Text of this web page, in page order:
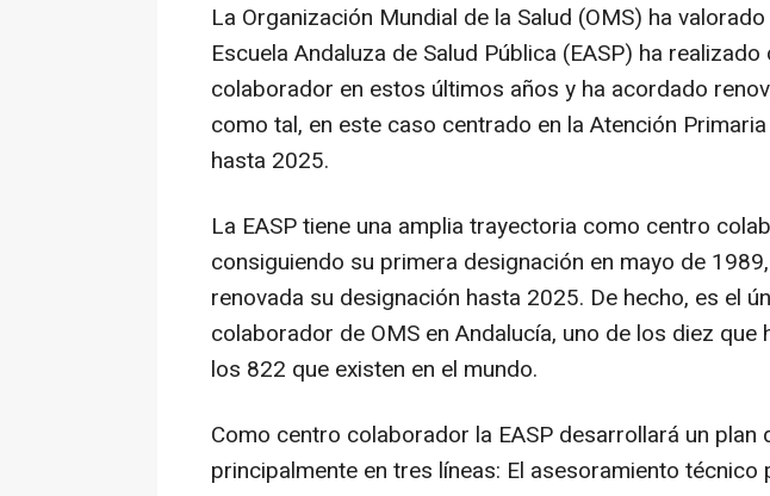
La Organización Mundial de la Salud (OMS) ha
Escuela Andaluza de Salud Pública (EASP) ha
colaborador en estos últimos años y ha acordado
como tal, en este caso centrado en la Atención Primaria
hasta 2025.
La EASP tiene una amplia trayectoria como centro
consiguiendo su primera designación en mayo de
renovada su designación hasta 2025. De hecho, es el
colaborador de OMS en Andalucía, uno de los diez que
los 822 que existen en el mundo.
Como centro colaborador la EASP desarrollará un plan
principalmente en tres líneas: El asesoramiento técnico